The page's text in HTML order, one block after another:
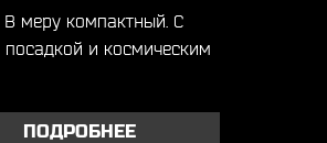
В меру компактный. С
посадкой и космическим
ПОДРОБНЕЕ